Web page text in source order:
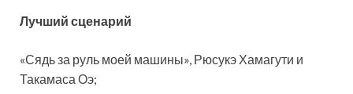
Лучший сценарий
«Сядь за руль моей машины», Рюсукэ Хамагути и
Такамаса Оэ;